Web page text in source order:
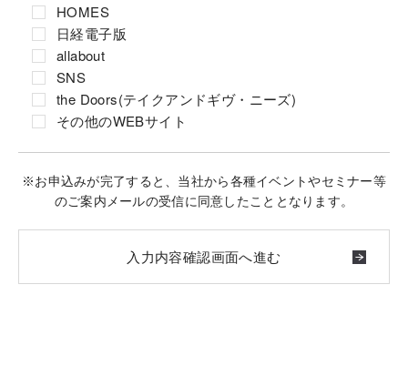
HOMES
日経電子版
allabout
SNS
the Doors(テイクアンドギヴ・ニーズ)
その他のWEBサイト
※お申込みが完了すると、当社から各種イベントやセミナー等
のご案内メールの受信に同意したこととなります。